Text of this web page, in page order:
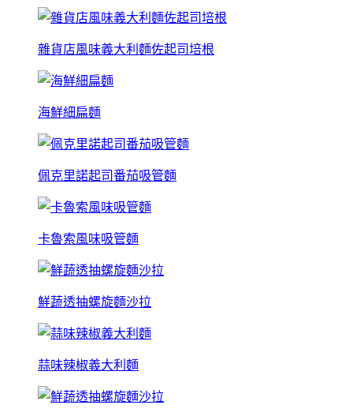
雜貨店風味義大利麵佐起司培根
海鮮細扁麵
佩克里諾起司番茄吸管麵
卡魯索風味吸管麵
鮮蔬透抽螺旋麵沙拉
蒜味辣椒義大利麵